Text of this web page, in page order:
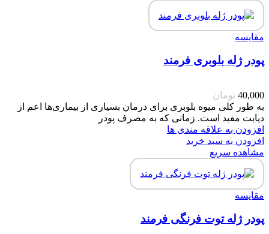
مقایسه
پودر ژله بلوبری فرمند
40,000 تومان
به طور کلی میوه بلوبری برای درمان بسیاری از بیماری‌ها اعم از
دیابت مفید است. زمانی که به مصرف پودر
افزودن به علاقه مندی ها
افزودن به سبد خرید
مشاهده سریع
مقایسه
پودر ژله توت فرنگی فرمند